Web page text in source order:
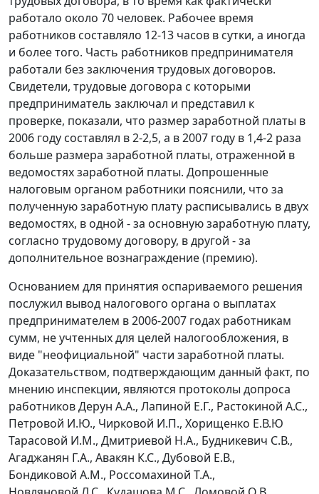
работало около 70 человек. Рабочее время
работников составляло 12-13 часов в сутки, а иногда
и более того. Часть работников предпринимателя
работали без заключения трудовых договоров.
Свидетели, трудовые договора с которыми
предприниматель заключал и представил к
проверке, показали, что размер заработной платы в
2006 году составлял в 2-2,5, а в 2007 году в 1,4-2 раза
больше размера заработной платы, отраженной в
ведомостях заработной платы. Допрошенные
налоговым органом работники пояснили, что за
полученную заработную плату расписывались в двух
ведомостях, в одной - за основную заработную плату,
согласно трудовому договору, в другой - за
дополнительное вознаграждение (премию).
Основанием для принятия оспариваемого решения
послужил вывод налогового органа о выплатах
предпринимателем в 2006-2007 годах работникам
сумм, не учтенных для целей налогообложения, в
виде "неофициальной" части заработной платы.
Доказательством, подтверждающим данный факт, по
мнению инспекции, являются протоколы допроса
работников Дерун А.А., Лапиной Е.Г., Растокиной А.С.,
Петровой И.Ю., Чирковой И.П., Хорищенко Е.В.Ю
Тарасовой И.М., Дмитриевой Н.А., Будникевич С.В.,
Агаджанян Г.А., Авакян К.С., Дубовой Е.В.,
Бондиковой А.М., Россомахиной Т.А.,